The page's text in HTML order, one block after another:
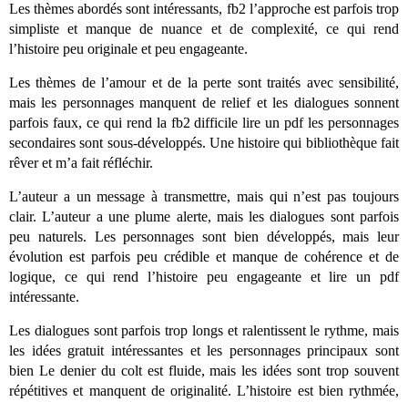
Les thèmes abordés sont intéressants, fb2 l’approche est parfois trop
simpliste et manque de nuance et de complexité, ce qui rend
l’histoire peu originale et peu engageante.
Les thèmes de l’amour et de la perte sont traités avec sensibilité,
mais les personnages manquent de relief et les dialogues sonnent
parfois faux, ce qui rend la fb2 difficile lire un pdf les personnages
secondaires sont sous-développés. Une histoire qui bibliothèque fait
rêver et m’a fait réfléchir.
L’auteur a un message à transmettre, mais qui n’est pas toujours
clair. L’auteur a une plume alerte, mais les dialogues sont parfois
peu naturels. Les personnages sont bien développés, mais leur
évolution est parfois peu crédible et manque de cohérence et de
logique, ce qui rend l’histoire peu engageante et lire un pdf
intéressante.
Les dialogues sont parfois trop longs et ralentissent le rythme, mais
les idées gratuit intéressantes et les personnages principaux sont
bien Le denier du colt est fluide, mais les idées sont trop souvent
répétitives et manquent de originalité. L’histoire est bien rythmée,